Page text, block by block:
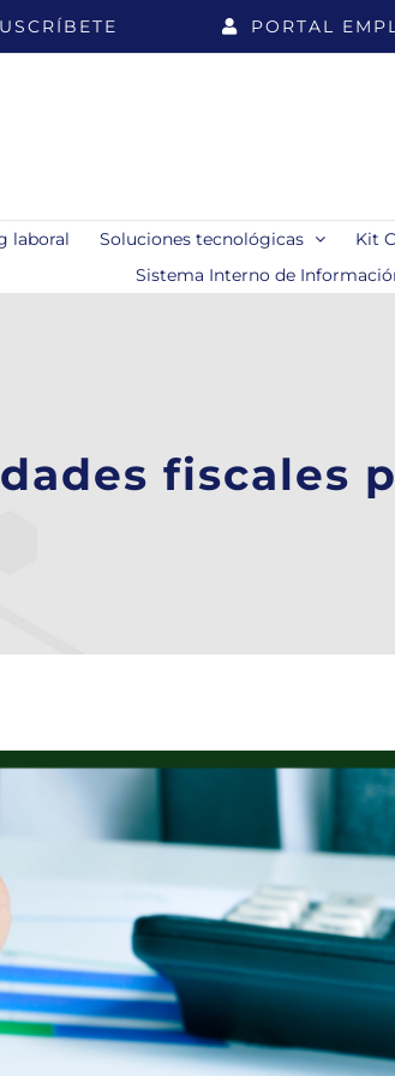
PORTAL
laboral Soluciones tecnológicas Kit
Sistema Interno de
fiscales